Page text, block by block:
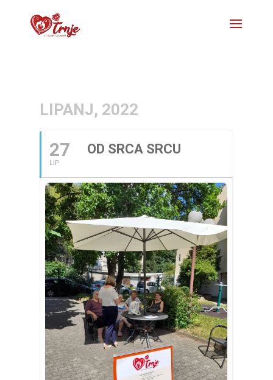
LIPANJ, 2022
27
LIP
OD SRCA SRCU